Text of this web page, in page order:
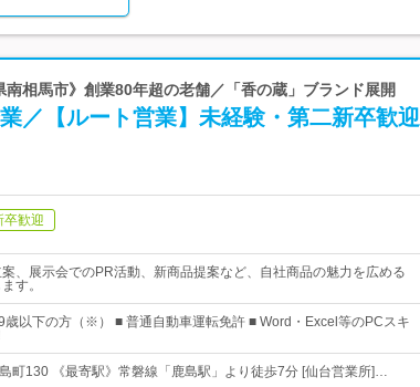
相馬市》創業80年超の老舗／「香の蔵」ブランド展開
／【ルート営業】未経験・第二新卒歓迎
卒歓迎
、展示会でのPR活動、新商品提案など、自社商品の魅力を広める
す。
歳以下の方（※） ■ 普通自動車運転免許 ■ Word・Excel等のPCスキ
町130 《最寄駅》常磐線「鹿島駅」より徒歩7分 [仙台営業所]…